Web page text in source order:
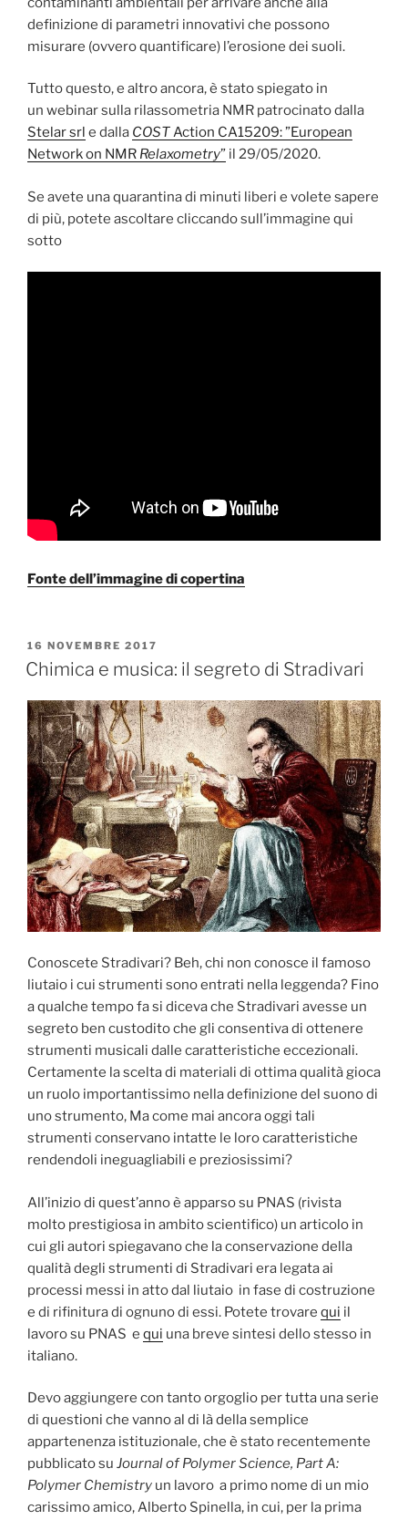
definizione di parametri innovativi che possono
misurare (ovvero quantificare) l’erosione dei suoli.
Tutto questo, e altro ancora, è stato spiegato in
un webinar sulla rilassometria NMR patrocinato dalla
Stelar srl e dalla COSTAction CA15209: ”European
Network on NMR Relaxometry” il 29/05/2020.
Se avete una quarantina di minuti liberi e volete sapere
di più, potete ascoltare cliccando sull’immagine qui
sotto
Fonte dell’immagine di copertina
PUBBLICATO
IL
16 NOVEMBRE 2017
Chimica e musica: il segreto di Stradivari
Conoscete Stradivari? Beh, chi non conosce il famoso
liutaio i cui strumenti sono entrati nella leggenda? Fino
a qualche tempo fa si diceva che Stradivari avesse un
segreto ben custodito che gli consentiva di ottenere
strumenti musicali dalle caratteristiche eccezionali.
Certamente la scelta di materiali di ottima qualità gioca
un ruolo importantissimo nella definizione del suono di
uno strumento, Ma come mai ancora oggi tali
strumenti conservano intatte le loro caratteristiche
rendendoli ineguagliabili e preziosissimi?
All’inizio di quest’anno è apparso su PNAS (rivista
molto prestigiosa in ambito scientifico) un articolo in
cui gli autori spiegavano che la conservazione della
qualità degli strumenti di Stradivari era legata ai
processi messi in atto dal liutaio in fase di costruzione
e di rifinitura di ognuno di essi. Potete trovare qui il
lavoro su PNAS e qui una breve sintesi dello stesso in
italiano.
Devo aggiungere con tanto orgoglio per tutta una serie
di questioni che vanno al di là della semplice
appartenenza istituzionale, che è stato recentemente
pubblicato su Journal of Polymer Science, Part A:
Polymer Chemistry un lavoro a primo nome di un mio
carissimo amico, Alberto Spinella, in cui, per la prima